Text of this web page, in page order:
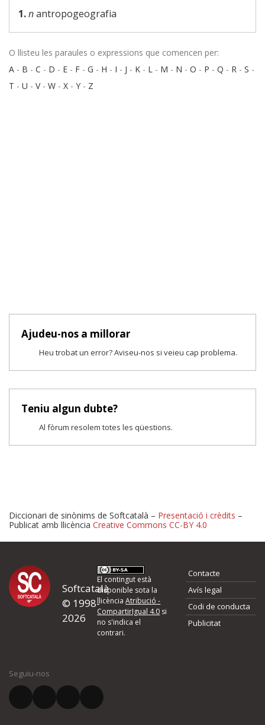
1.nantropogeografia
O llisteu les paraules o expressions que comencen per:
A - B - C - D - E - F - G - H - I - J - K - L - M - N - O - P - Q - R - S -
T - U - V- W - X - Y - Z
Ajudeu-nos a millorar
Heu trobat un error? Aviseu-nos si veieu cap problema.
Teniu algun dubte?
Al fòrum resolem totes les qüestions.
Proposeu-nos millores o
d'errors
Si heu trobat un error o voleu proposar alguna millora, ompliu els
quina és la millora que proposeu o l'error del qual voleu informar-
El vostre correu electrònic *
Diccionari de sinònims de Softcatalà – Presentació i crèdits –
Publicat amb llicència Creative Commons CC-BY 4.0
Softcatalà
© 1998-
2026
El contingut està
disponible sota la
llicènciaAtribució -
CompartirIgual 4.0 si
no s'indica el
contrari.
Contacte
Avís legal
Codi de conducta
Publicitat
Seguiu-nos